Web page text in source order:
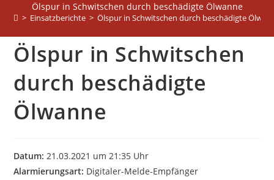
Ölspur in Schwitschen durch beschädigte Ölwanne
> Einsatzberichte > Ölspur in Schwitschen durch beschädigte
Ölspur in Schwitschen
durch beschädigte
Ölwanne
Datum: 21.03.2021 um 21:35 Uhr
Alarmierungsart: Digitaler-Melde-Empfänger